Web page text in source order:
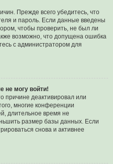
Прежде всего убедитесь, что
и пароль. Если данные введены
чтобы проверить, не был ли
возможно, что допущена ошибка
с администратором для
не могу войти!
причине деактивировал или
многие конференции
длительное время не
размер базы данных. Если
снова и активнее